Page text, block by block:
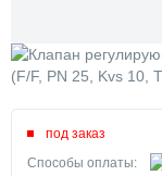
под заказ
Способы оплаты: